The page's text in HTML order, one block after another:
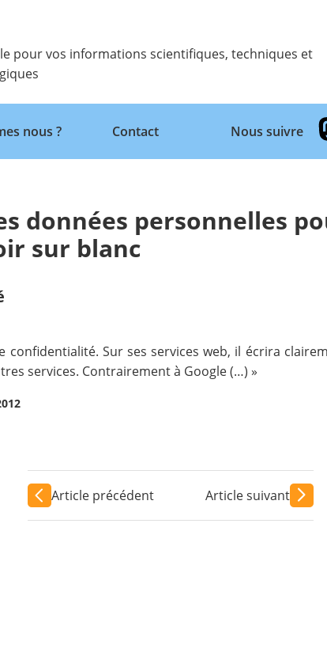
pour vos informations scientifiques, techniques et
Retour
nous ? Contact Nous suivre
données personnelles
sur blanc
Sur ses services web, il écrira
services. Contrairement à Google (…) »
Article précédent Article suivant